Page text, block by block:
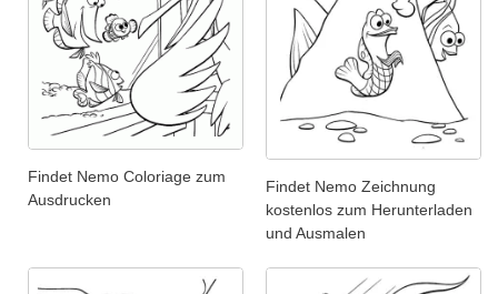
Findet Nemo Coloriage zum
Ausdrucken
Findet Nemo Zeichnung
kostenlos zum Herunterladen
und Ausmalen